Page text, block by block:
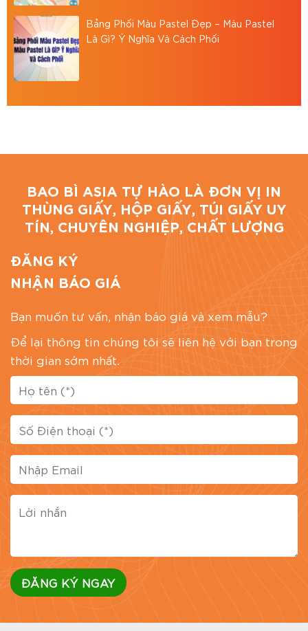
Website: https://baobiasia.com
Bảng Phối Màu Pastel Đẹp – Màu Pastel
Là Gì? Ý Nghĩa Và Cách Phối
BAO BÌ ASIA TỰ HÀO LÀ ĐƠN VỊ IN
THÙNG GIẤY, HỘP GIẤY, TÚI GIẤY UY
TÍN, CHUYÊN NGHIỆP, CHẤT LƯỢNG
ĐĂNG KÝ
NHẬN BÁO GIÁ
Bạn muốn tư vấn, nhận báo giá và xem mẫu?
Để lại thông tin chúng tôi sẽ liên hệ với bạn trong
thời gian sớm nhất.